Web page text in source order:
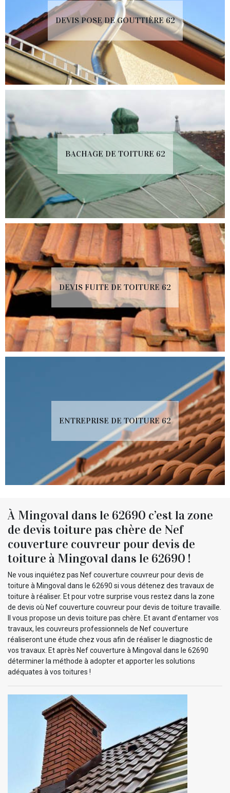
DEVIS POSE DE GOUTTIÈRE 62
BACHAGE DE TOITURE 62
DEVIS FUITE DE TOITURE 62
ENTREPRISE DE TOITURE 62
À Mingoval dans le 62690 c’est la zone
de devis toiture pas chère de Nef
couverture couvreur pour devis de
toiture à Mingoval dans le 62690 !
Ne vous inquiétez pas Nef couverture couvreur pour devis de
toiture à Mingoval dans le 62690 si vous détenez des travaux de
toiture à réaliser. Et pour votre surprise vous restez dans la zone
de devis où Nef couverture couvreur pour devis de toiture travaille.
Il vous propose un devis toiture pas chère. Et avant d’entamer vos
travaux, les couvreurs professionnels de Nef couverture
réaliseront une étude chez vous afin de réaliser le diagnostic de
vos travaux. Et après Nef couverture à Mingoval dans le 62690
déterminer la méthode à adopter et apporter les solutions
adéquates à vos toitures !